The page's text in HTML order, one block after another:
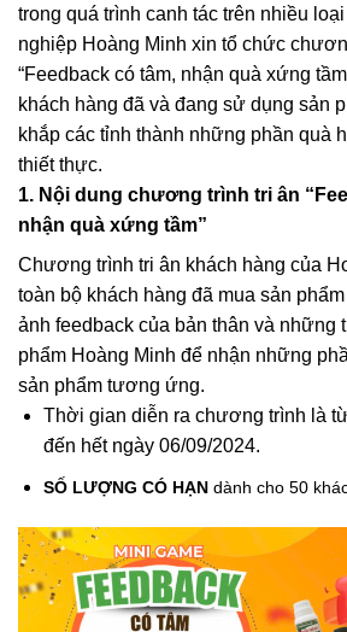
trong quá trình canh tác trên nhiều
nghiệp Hoàng Minh xin tổ chức
“Feedback có tâm, nhận quà xứng
khách hàng đã và đang sử dụng sản
khắp các tỉnh thành những phần quà
thiết thực.
1. Nội dung chương trình tri ân
nhận quà xứng tầm”
Chương trình tri ân khách hàng của
toàn bộ khách hàng đã mua sản
ảnh feedback của bản thân và những
phẩm Hoàng Minh để nhận những
sản phẩm tương ứng.
Thời gian diễn ra chương trình là
đến hết ngày 06/09/2024.
SỐ LƯỢNG CÓ HẠNdành cho 50